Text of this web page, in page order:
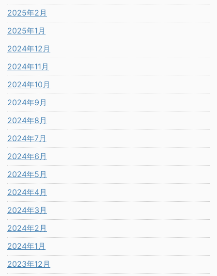
2025年2月
2025年1月
2024年12月
2024年11月
2024年10月
2024年9月
2024年8月
2024年7月
2024年6月
2024年5月
2024年4月
2024年3月
2024年2月
2024年1月
2023年12月